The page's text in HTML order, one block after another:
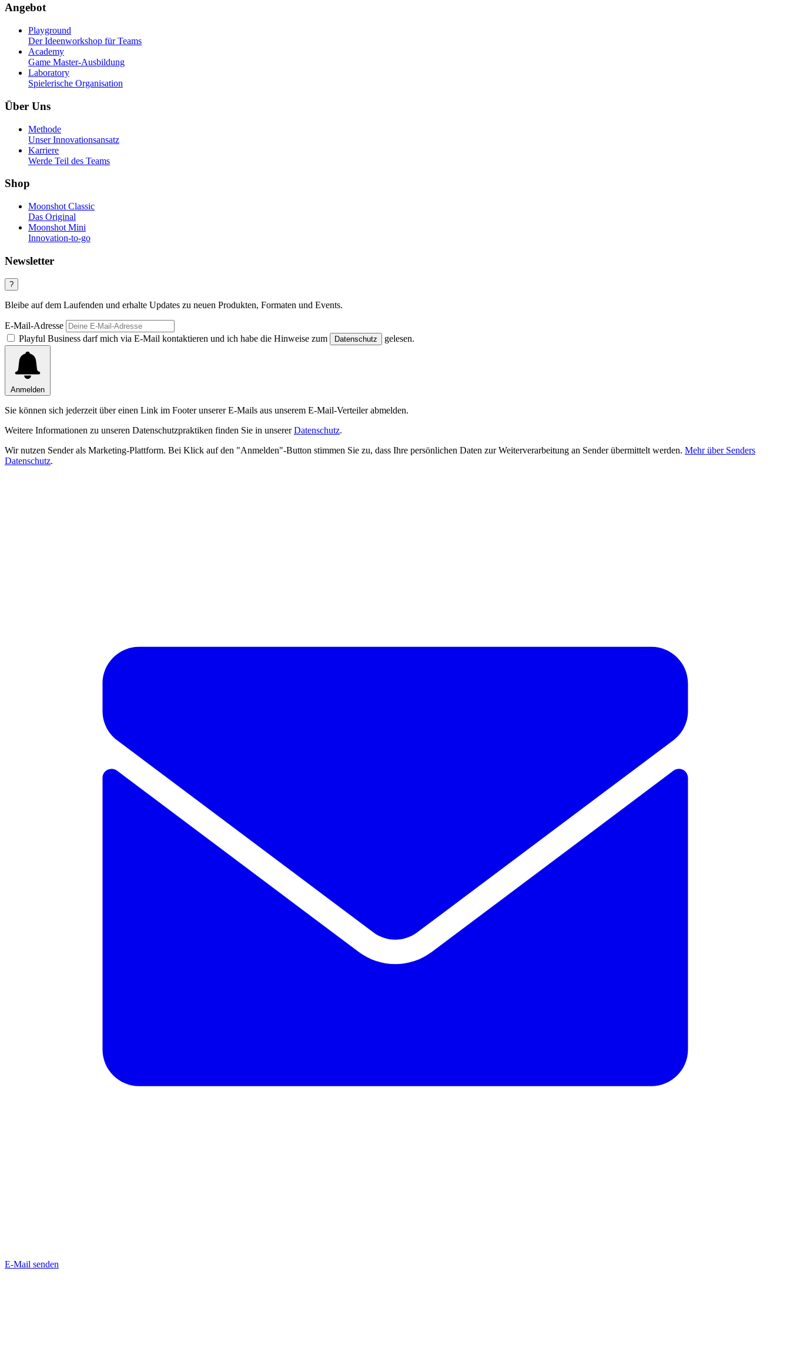
Angebot
Playground
Der Ideenworkshop für Teams
Academy
Game Master-Ausbildung
Laboratory
Spielerische Organisation
Über Uns
Methode
Unser Innovationsansatz
Karriere
Werde Teil des Teams
Shop
Moonshot Classic
Das Original
Moonshot Mini
Innovation-to-go
Newsletter
?
Bleibe auf dem Laufenden und erhalte Updates zu neuen Produkten, Formaten und Events.
E-Mail-Adresse
Playful Business darf mich via E-Mail kontaktieren und ich habe die Hinweise zum
Datenschutz gelesen.
Anmelden
Sie können sich jederzeit über einen Link im Footer unserer E-Mails aus unserem E-Mail-Verteiler abmelden.
Weitere Informationen zu unseren Datenschutzpraktiken finden Sie in unsererDatenschutz.
Wir nutzen Sender als Marketing-Plattform. Bei Klick auf den "Anmelden"-Button stimmen Sie zu, dass Ihre persönlichen Daten zur Weiterverarbeitung an Sender übermittelt werden. Mehr über Senders
Datenschutz.
E-Mail senden